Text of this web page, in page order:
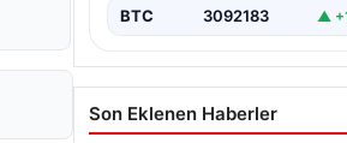
BTC 3092183 ▲
Son Eklenen Haberler